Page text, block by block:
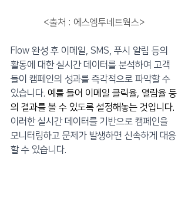
<출처 : 에스엠투네트웍스>
Flow 완성 후 이메일, SMS, 푸시 알림 등의
활동에 대한 실시간 데이터를 분석하여 고객
들이 캠페인의 성과를 즉각적으로 파악할 수
있습니다. 예를 들어 이메일 클릭율, 열람율 등
의 결과를 볼 수 있도록 설정해놓는 것입니다.
이러한 실시간 데이터를 기반으로 캠페인을
모니터링하고 문제가 발생하면 신속하게 대응
할 수 있습니다.